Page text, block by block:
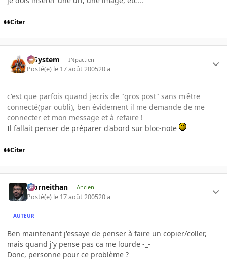
Citer
X-System INpactien
Posté(e) le 17 août 200520 a
c'est que parfois quand j'ecris de "gros post" sans m'être
connecté(par oubli), ben évidement il me demande de me
connecter et mon message et à refaire !
Il fallait penser de préparer d'abord sur bloc-note
Citer
Morneithan Ancien
Posté(e) le 17 août 200520 a
AUTEUR
Ben maintenant j'essaye de penser à faire un copier/coller,
mais quand j'y pense pas ca me lourde -_-
Donc, personne pour ce problème ?